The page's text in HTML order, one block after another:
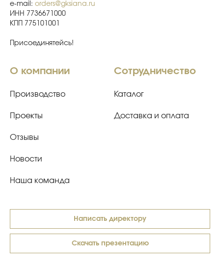
e-mail: orders@gksiana.ru
ИНН 7736671000
КПП 775101001
Присоединятейсь!
О компании
Производство
Проекты
Отзывы
Новости
Наша команда
Сотрудничество
Каталог
Доставка и оплата
Написать директору
Скачать презентацию